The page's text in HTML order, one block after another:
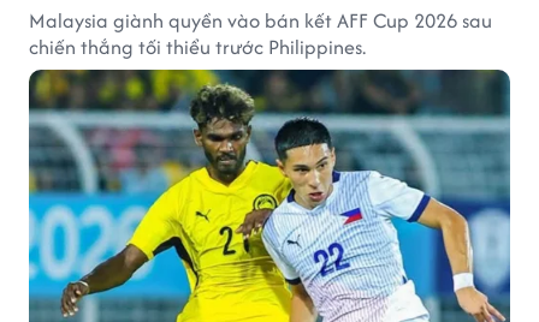
Malaysia giành quyền vào bán kết AFF Cup 2026 sau
chiến thắng tối thiểu trước Philippines.